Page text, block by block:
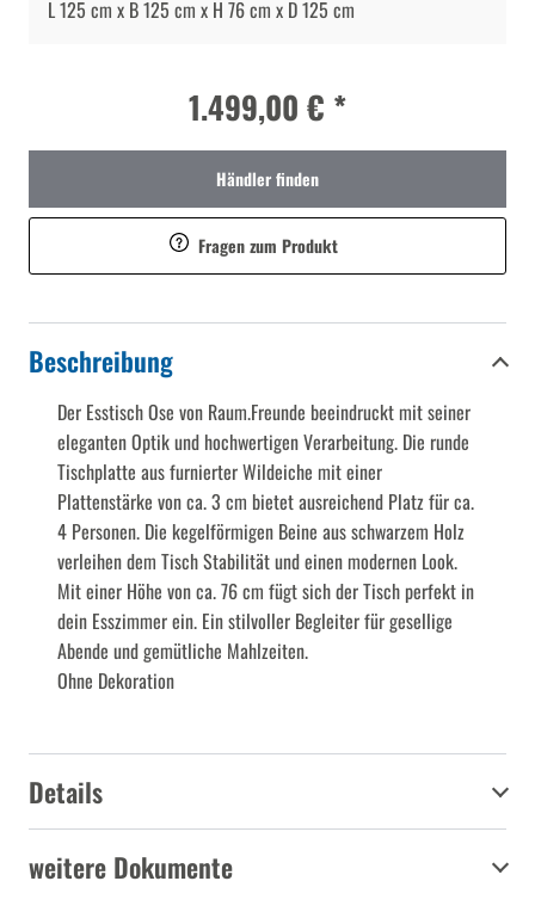
L 125 cm x B 125 cm x H 76 cm x D 125 cm
1.499,00 € *
Händler finden
Fragen zum Produkt
Beschreibung
Der Esstisch Ose von Raum.Freunde beeindruckt mit seiner
eleganten Optik und hochwertigen Verarbeitung. Die runde
Tischplatte aus furnierter Wildeiche mit einer
Plattenstärke von ca. 3 cm bietet ausreichend Platz für ca.
4 Personen. Die kegelförmigen Beine aus schwarzem Holz
verleihen dem Tisch Stabilität und einen modernen Look.
Mit einer Höhe von ca. 76 cm fügt sich der Tisch perfekt in
dein Esszimmer ein. Ein stilvoller Begleiter für gesellige
Abende und gemütliche Mahlzeiten.
Ohne Dekoration
Details
weitere Dokumente